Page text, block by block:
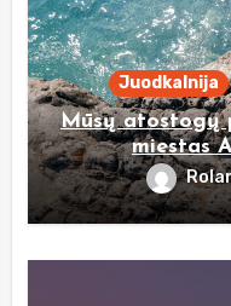
Juodkalnija
Mūsų atostogų
miestas